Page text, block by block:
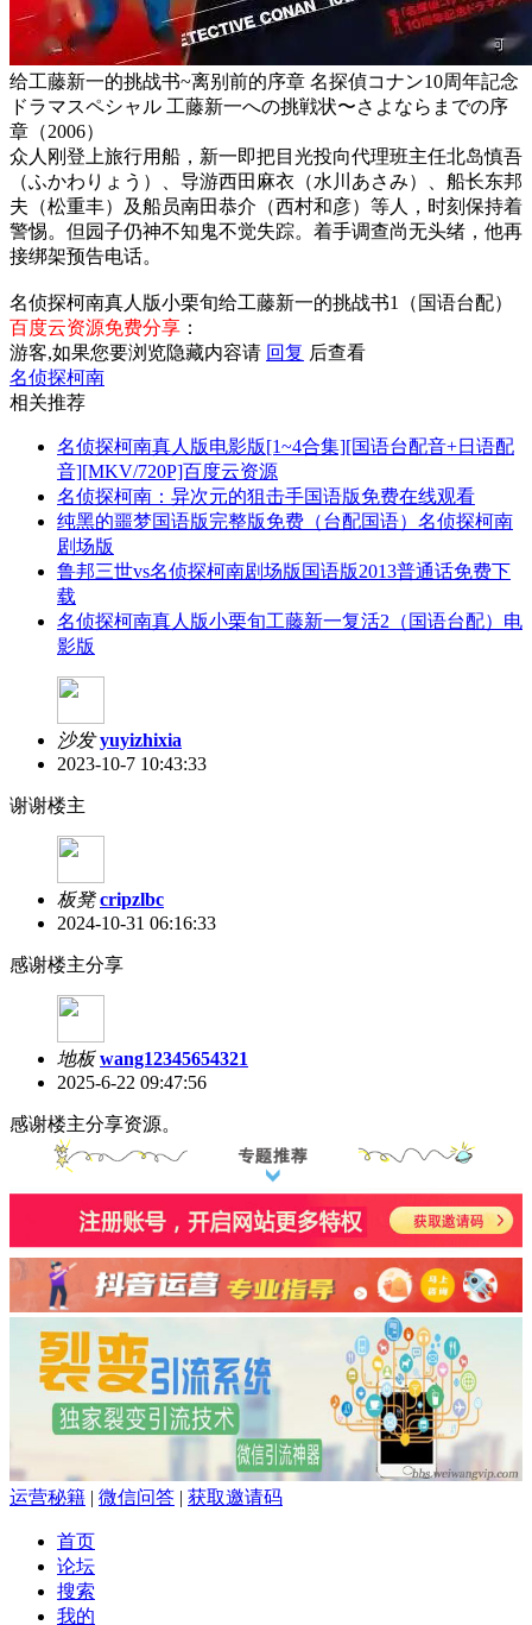
给工藤新一的挑战书~离别前的序章 名探偵コナン10周年記念
ドラマスペシャル 工藤新一への挑戦状〜さよならまでの序
章（2006）
众人刚登上旅行用船，新一即把目光投向代理班主任北岛慎吾
（ふかわりょう）、导游西田麻衣（水川あさみ）、船长东邦
夫（松重丰）及船员南田恭介（西村和彦）等人，时刻保持着
警惕。但园子仍神不知鬼不觉失踪。着手调查尚无头绪，他再
接绑架预告电话。
名侦探柯南真人版小栗旬给工藤新一的挑战书1（国语台配）
百度云资源免费分享 ：
游客,如果您要浏览隐藏内容请 回复 后查看
名侦探柯南
相关推荐
名侦探柯南真人版电影版[1~4合集][国语台配音+日语配
音][MKV/720P]百度云资源
名侦探柯南：异次元的狙击手国语版免费在线观看
纯黑的噩梦国语版完整版免费（台配国语）名侦探柯南
剧场版
鲁邦三世vs名侦探柯南剧场版国语版2013普通话免费下
载
名侦探柯南真人版小栗旬工藤新一复活2（国语台配）电
影版
沙发 yuyizhixia
2023-10-7 10:43:33
谢谢楼主
板凳 cripzlbc
2024-10-31 06:16:33
感谢楼主分享
地板 wang12345654321
2025-6-22 09:47:56
感谢楼主分享资源。
运营秘籍 | 微信问答 | 获取邀请码
首页
论坛
搜索
我的